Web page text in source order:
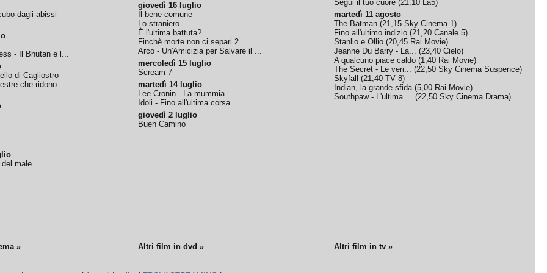
dagli abissi
- Il Bhutan e l...
di Cagliostro
che ridono
male
giovedì 16 luglio
Il bene comune
Lo straniero
È l'ultima battuta?
Finchè morte non ci separi 2
Arco - Un'Amicizia per Salvare il ...
mercoledì 15 luglio
Scream 7
martedì 14 luglio
Lee Cronin - La mummia
Idoli - Fino all'ultima corsa
giovedì 2 luglio
Buen Camino
Segui il tuo cuore (21,10 La5)
martedì 11 agosto
The Batman (21,15 Sky Cinema 1)
Fino all'ultimo indizio (21,20 Canale 5)
Stanlio e Ollio (20,45 Rai Movie)
Jeanne Du Barry - La... (23,40 Cielo)
A qualcuno piace caldo (1,40 Rai Movie)
The Secret - Le veri... (22,50 Sky Cinema Suspence)
Skyfall (21,40 TV 8)
Indian, la grande sfida(5,00 Rai Movie)
Southpaw - L'ultima ... (22,50 Sky Cinema Drama)
» Altri film in dvd » Altri film in tv »